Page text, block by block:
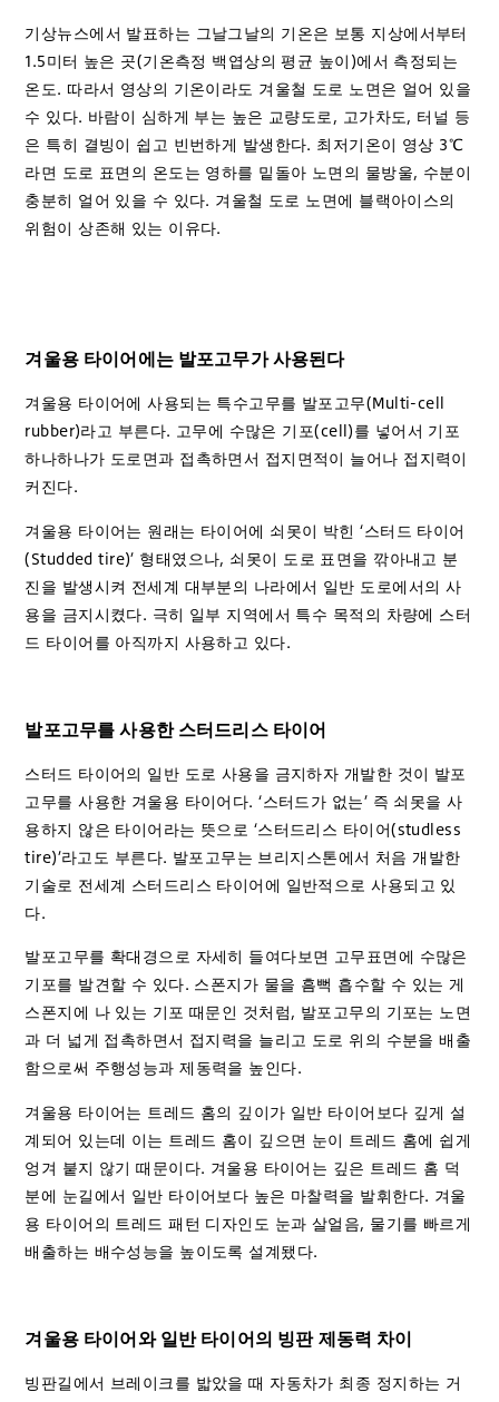
기상뉴스에서 발표하는 그날그날의 기온은 보통 지상에서부터
1.5미터 높은 곳(기온측정 백엽상의 평균 높이)에서 측정되는
온도. 따라서 영상의 기온이라도 겨울철 도로 노면은 얼어 있을
수 있다. 바람이 심하게 부는 높은 교량도로, 고가차도, 터널 등
은 특히 결빙이 쉽고 빈번하게 발생한다. 최저기온이 영상 3℃
라면 도로 표면의 온도는 영하를 밑돌아 노면의 물방울, 수분이
충분히 얼어 있을 수 있다. 겨울철 도로 노면에 블랙아이스의
위험이 상존해 있는 이유다.
겨울용 타이어에는 발포고무가 사용된다
겨울용 타이어에 사용되는 특수고무를 발포고무(Multi-cell
rubber)라고 부른다. 고무에 수많은 기포(cell)를 넣어서 기포
하나하나가 도로면과 접촉하면서 접지면적이 늘어나 접지력이
커진다.
겨울용 타이어는 원래는 타이어에 쇠못이 박힌 ‘스터드 타이어
(Studded tire)’ 형태였으나, 쇠못이 도로 표면을 깎아내고 분
진을 발생시켜 전세계 대부분의 나라에서 일반 도로에서의 사
용을 금지시켰다. 극히 일부 지역에서 특수 목적의 차량에 스터
드 타이어를 아직까지 사용하고 있다.
발포고무를 사용한 스터드리스 타이어
스터드 타이어의 일반 도로 사용을 금지하자 개발한 것이 발포
고무를 사용한 겨울용 타이어다. ‘스터드가 없는’ 즉 쇠못을 사
용하지 않은 타이어라는 뜻으로 ‘스터드리스 타이어(studless
tire)’라고도 부른다. 발포고무는 브리지스톤에서 처음 개발한
기술로 전세계 스터드리스 타이어에 일반적으로 사용되고 있
다.
발포고무를 확대경으로 자세히 들여다보면 고무표면에 수많은
기포를 발견할 수 있다. 스폰지가 물을 흠뻑 흡수할 수 있는 게
스폰지에 나 있는 기포 때문인 것처럼, 발포고무의 기포는 노면
과 더 넓게 접촉하면서 접지력을 늘리고 도로 위의 수분을 배출
함으로써 주행성능과 제동력을 높인다.
겨울용 타이어는 트레드 홈의 깊이가 일반 타이어보다 깊게 설
계되어 있는데 이는 트레드 홈이 깊으면 눈이 트레드 홈에 쉽게
엉겨 붙지 않기 때문이다. 겨울용 타이어는 깊은 트레드 홈 덕
분에 눈길에서 일반 타이어보다 높은 마찰력을 발휘한다. 겨울
용 타이어의 트레드 패턴 디자인도 눈과 살얼음, 물기를 빠르게
배출하는 배수성능을 높이도록 설계됐다.
겨울용 타이어와 일반 타이어의 빙판 제동력 차이
빙판길에서 브레이크를 밟았을 때 자동차가 최종 정지하는 거